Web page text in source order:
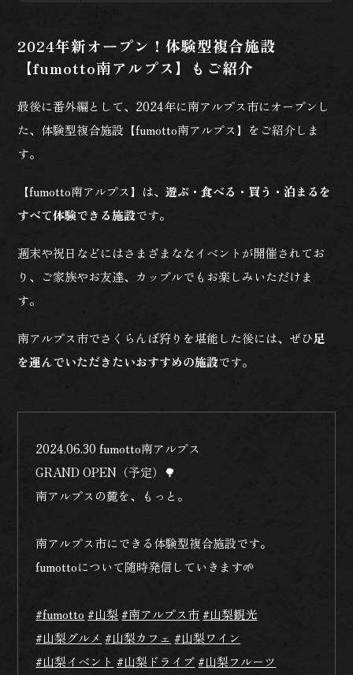
2024年新オープン！体験型複合施設
【fumotto南アルプス】もご紹介
最後に番外編として、2024年に南アルプス市にオープンし
た、体験型複合施設【fumotto南アルプス】をご紹介しま
す。
【fumotto南アルプス】は、遊ぶ・食べる・買う・泊まるを
すべて体験できる施設です。
週末や祝日などにはさまざまななイベントが開催されてお
り、ご家族やお友達、カップルでもお楽しみいただけま
す。
南アルプス市でさくらんぼ狩りを堪能した後には、ぜひ足
を運んでいただきたいおすすめの施設です。
2024.06.30 fumotto南アルプス
GRAND OPEN（予定）🌳
南アルプスの麓を、もっと。
南アルプス市にできる体験型複合施設です。
fumottoについて随時発信していきます🌱
#fumotto #山梨 #南アルプス市 #山梨観光
#山梨グルメ #山梨カフェ #山梨ワイン
#山梨イベント #山梨ドライブ #山梨フルーツ